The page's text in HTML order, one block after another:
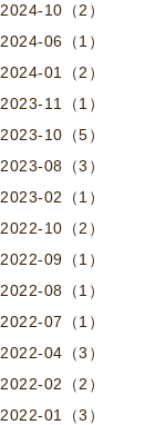
2024-10（2）
2024-06（1）
2024-01（2）
2023-11（1）
2023-10（5）
2023-08（3）
2023-02（1）
2022-10（2）
2022-09（1）
2022-08（1）
2022-07（1）
2022-04（3）
2022-02（2）
2022-01（3）